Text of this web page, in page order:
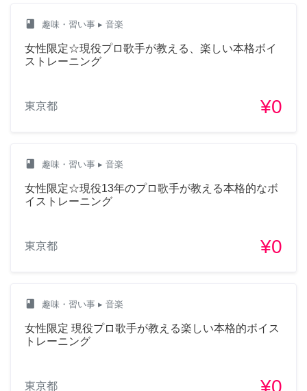
class 趣味・習い事 ▸ 音楽
女性限定☆現役プロ歌手が教える、楽しい本格ボイ
ストレーニング
東京都 ¥0
class 趣味・習い事 ▸ 音楽
女性限定☆現役13年のプロ歌手が教える本格的なボ
イストレーニング
東京都 ¥0
class 趣味・習い事 ▸ 音楽
女性限定 現役プロ歌手が教える楽しい本格的ボイス
トレーニング
東京都 ¥0